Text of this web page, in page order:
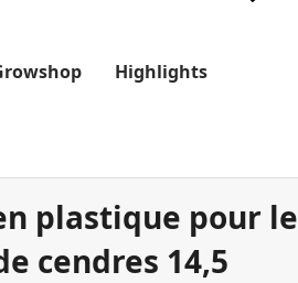
Highlights
plastique pour le
cendres 14,5